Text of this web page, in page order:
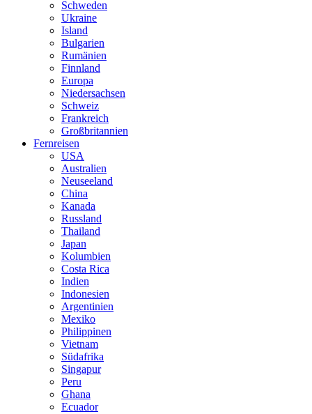
Schweden
Ukraine
Island
Bulgarien
Rumänien
Finnland
Europa
Niedersachsen
Schweiz
Frankreich
Großbritannien
Fernreisen
USA
Australien
Neuseeland
China
Kanada
Russland
Thailand
Japan
Kolumbien
Costa Rica
Indien
Indonesien
Argentinien
Mexiko
Philippinen
Vietnam
Südafrika
Singapur
Peru
Ghana
Ecuador